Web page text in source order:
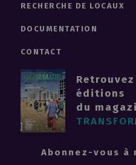
RECHERCHE DE LOCAUX
DOCUMENTATION
CONTACT
éditions
du
TRANSFOR
Abonnez-vous